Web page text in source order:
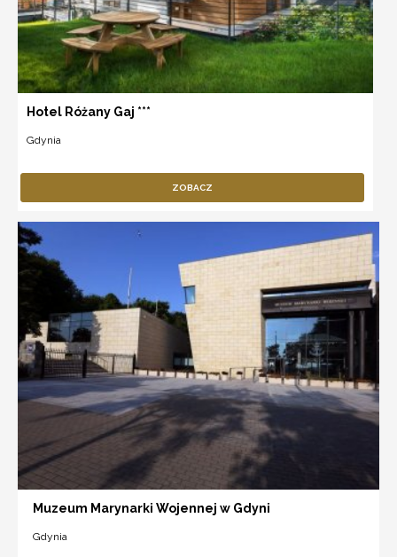
Hotel Różany Gaj ***
Gdynia
ZOBACZ
Muzeum Marynarki Wojennej w Gdyni
Gdynia